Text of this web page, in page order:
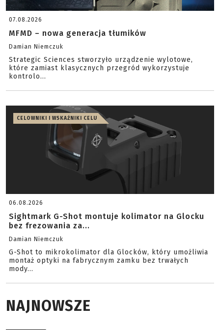
07.08.2026
MFMD – nowa generacja tłumików
Damian Niemczuk
Strategic Sciences stworzyło urządzenie wylotowe,
które zamiast klasycznych przegród wykorzystuje
kontrolo...
CELOWNIKI I WSKAŹNIKI CELU
06.08.2026
Sightmark G-Shot montuje kolimator na Glocku
bez frezowania za...
Damian Niemczuk
G-Shot to mikrokolimator dla Glocków, który umożliwia
montaż optyki na fabrycznym zamku bez trwałych
mody...
NAJNOWSZE